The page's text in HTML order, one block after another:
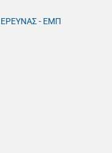
- ΕΜΠ